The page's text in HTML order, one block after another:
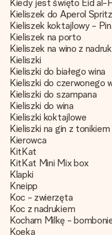
Kiedy jest święto Eid al-
Kieliszek do Aperol Spritz
Kieliszek koktajlowy -
Kieliszek na porto
Kieliszek na wino z
Kieliszki
Kieliszki do białego wina
Kieliszki do czerwonego
Kieliszki do szampana
Kieliszki do wina
Kieliszki koktajlowe
Kieliszki na gin z tonikiem
Kierowca
KitKat
KitKat Mini Mix box
Klapki
Kneipp
Koc - zwierzęta
Koc z nadrukiem
Kocham Milkę -
Koeka